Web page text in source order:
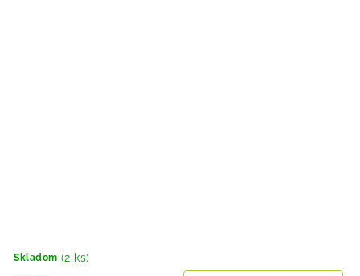
Skladom (2 ks)